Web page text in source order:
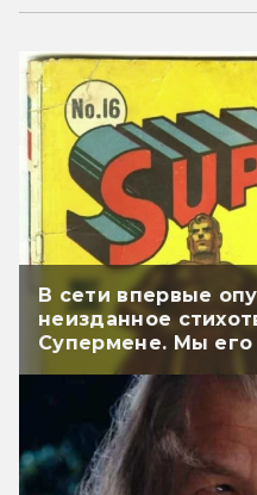
В сети впервые
неизданное
Супермене. Мы его